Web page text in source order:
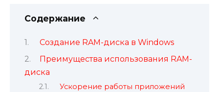
Содержание
Создание RAM-диска в Windows
Преимущества использования RAM-
диска
Ускорение работы приложений